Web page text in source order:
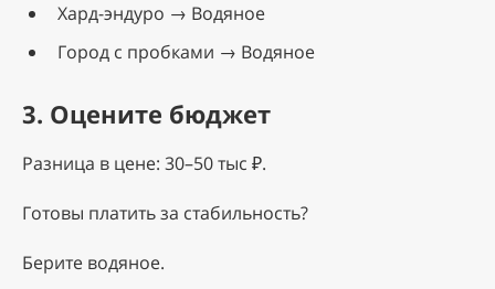
Хард-эндуро → Водяное
Город с пробками → Водяное
3. Оцените бюджет
Разница в цене: 30–50 тыс ₽.
Готовы платить за стабильность?
Берите водяное.